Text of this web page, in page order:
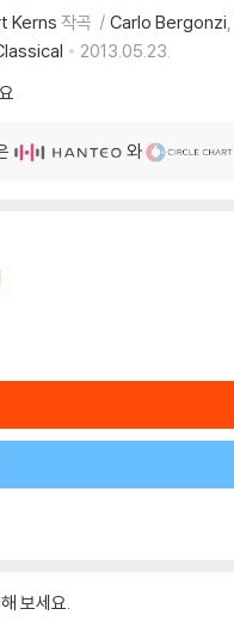
Kerns 작곡 Carlo Bergonzi
2013.05.23.
와
보세요.